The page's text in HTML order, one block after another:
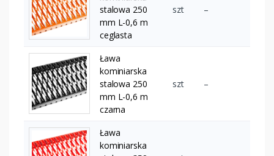
stalowa 250
mm L-0,6 m
ceglasta
szt –
Ława
kominiarska
stalowa 250
mm L-0,6 m
czarna
szt –
Ława
kominiarska